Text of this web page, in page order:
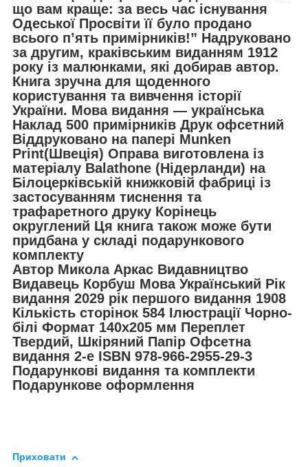
що вам краще: за весь час існування
Одеської Просвіти її було продано
всього п’ять примірників!” Надруковано
за другим, краківським виданням 1912
року із малюнками, які добирав автор.
Книга зручна для щоденного
користування та вивчення історії
України. Мова видання — українська
Наклад 500 примірників Друк офсетний
Віддруковано на папері Munken
Print(Швеція) Оправа виготовлена із
матеріалу Balathone (Нідерланди) на
Білоцерківській книжковій фабриці із
застосуванням тиснення та
трафаретного друку Корінець
округлений Ця книга також може бути
придбана у складі подарункового
комплекту
Автор Микола Аркас Видавництво
Видавець Корбуш Мова Український Рік
видання 2029 рік першого видання 1908
Кількість сторінок 584 Ілюстрації Чорно-
білі Формат 140х205 мм Переплет
Твердий, Шкіряний Папір Офсетна
видання 2-е ISBN 978-966-2955-29-3
Подарункові видання та комплекти
Подарункове оформлення
Приховати